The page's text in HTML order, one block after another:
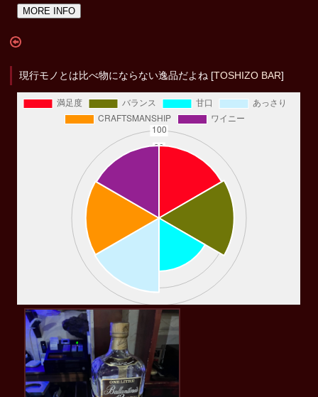
MORE INFO
現行モノとは比べ物にならない逸品だよね [TOSHIZO BAR]